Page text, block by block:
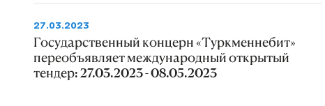
27.03.2023
Государственный концерн «Туркменнебит»
переобъявляет международный открытый
тендер: 27.03.2023 - 08.05.2023